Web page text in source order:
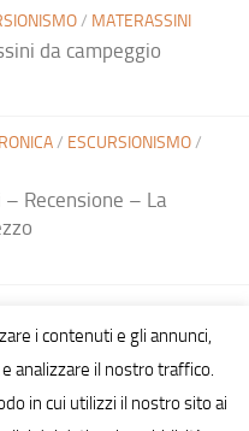
/ MATERASSINI
da campeggio
/ ESCURSIONISMO/
– Recensione – La
Rights Reserved.
i contenuti e gli annunci,
analizzare il nostro traffico.
in cui utilizzi il nostro sito ai